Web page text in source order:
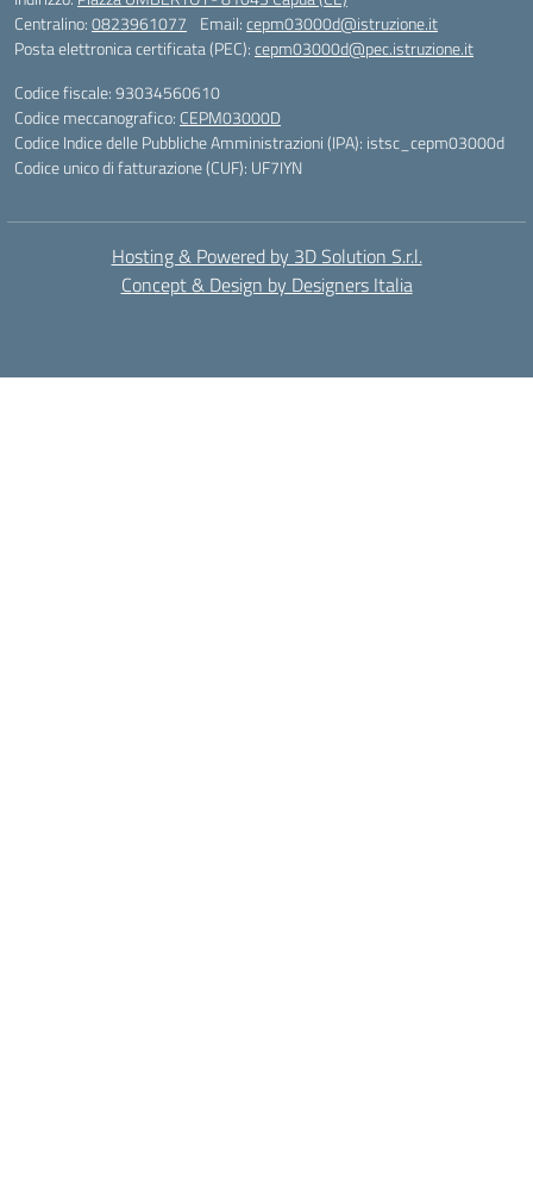
Centralino:0823961077 Email:cepm03000d@istruzione.it
Posta elettronica certificata (PEC):cepm03000d@pec.istruzione.it
Codice fiscale: 93034560610
Codice meccanografico: CEPM03000D
Codice Indice delle Pubbliche Amministrazioni (IPA): istsc_cepm03000d
Codice unico di fatturazione (CUF): UF7IYN
Hosting & Powered by 3D Solution S.r.l.
Concept & Design by Designers Italia